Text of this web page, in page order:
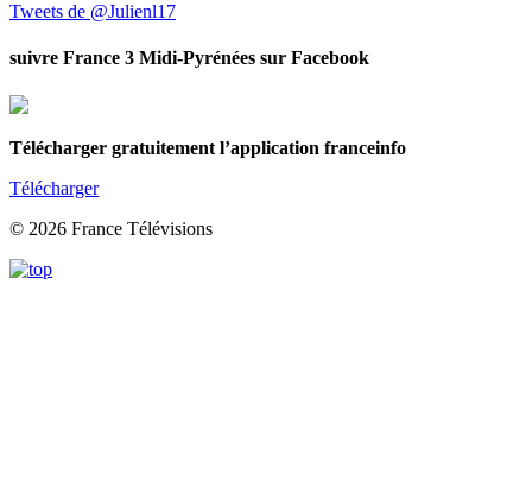
Tweets de @Julienl17
suivre France 3 Midi-Pyrénées sur Facebook
Télécharger gratuitement l’application franceinfo
Télécharger
© 2026 France Télévisions